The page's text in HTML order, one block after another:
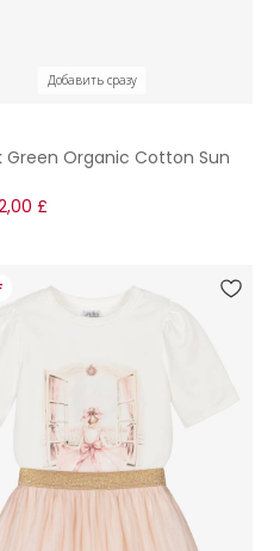
Добавить сразу
Green Organic Cotton Sun
£